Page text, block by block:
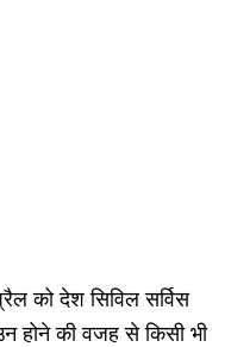
को देश सिविल सर्विस
होने की वजह से किसी भी